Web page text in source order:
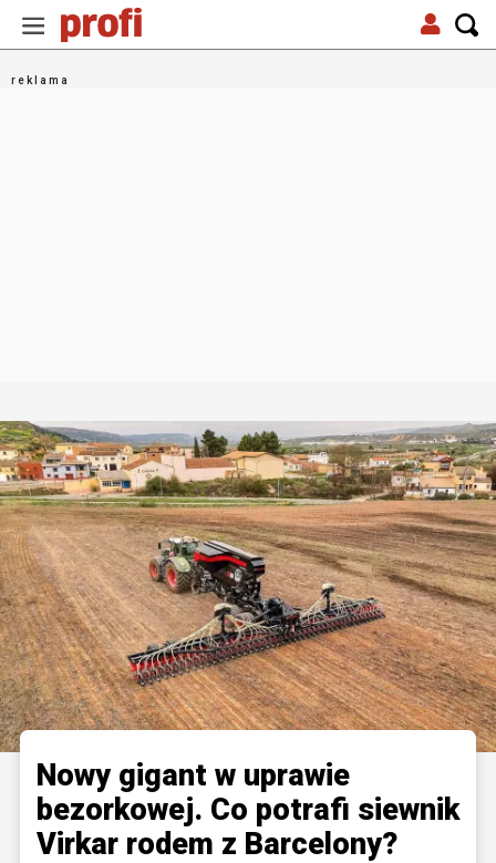
Nowy gigant w uprawie
bezorkowej. Co potrafi siewnik
Virkar rodem z Barcelony?